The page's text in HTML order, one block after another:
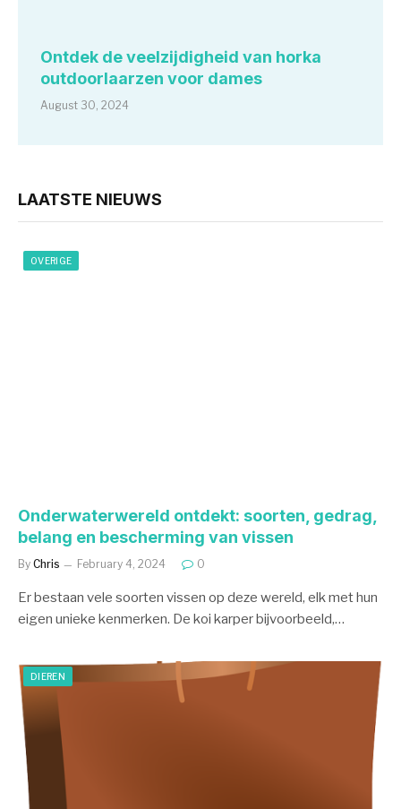
Ontdek de veelzijdigheid van horka
outdoorlaarzen voor dames
August 30, 2024
LAATSTE NIEUWS
OVERIGE
Onderwaterwereld ontdekt: soorten, gedrag,
belang en bescherming van vissen
By Chris February 4, 2024 0
Er bestaan vele soorten vissen op deze wereld, elk met hun
eigen unieke kenmerken. De koi karper bijvoorbeeld,…
DIEREN